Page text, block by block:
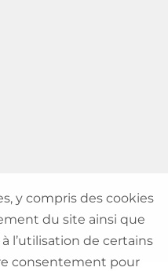
y compris des cookies
du site ainsi que
l’utilisation de certains
consentement pour